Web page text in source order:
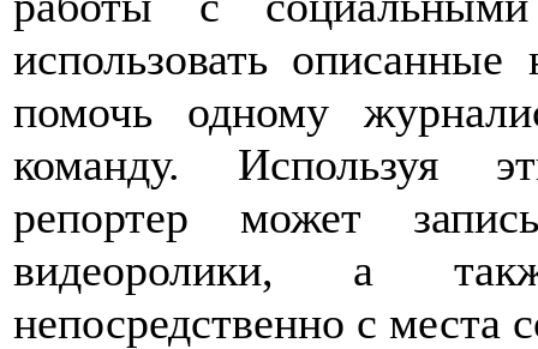
использовать
помочь одному
команду. Используя
репортер может
видеоролики, а
непосредственно с места